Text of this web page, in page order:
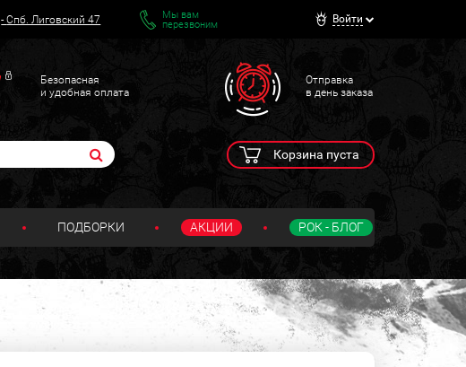
-Спб. Лиговский 47
Мы вам
перезвоним
Войти
Безопасная
и удобная оплата
Отправка
в день заказа
Корзина пуста
ПОДБОРКИ АКЦИИ РОК - БЛОГ